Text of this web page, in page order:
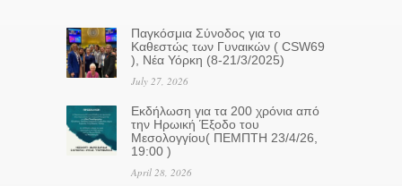
Παγκόσμια Σύνοδος για το
Καθεστώς των Γυναικών ( CSW69
), Νέα Υόρκη (8-21/3/2025)
July 27, 2026
Eκδήλωση για τα 200 χρόνια από
την Ηρωική Έξοδο του
Μεσολογγίου( ΠΕΜΠΤΗ 23/4/26,
19:00 )
April 28, 2026